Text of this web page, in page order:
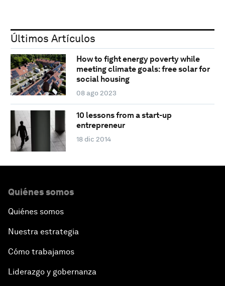
Últimos Artículos
How to fight energy poverty while
meeting climate goals: free solar for
social housing
08 ago 2023
10 lessons from a start-up
entrepreneur
18 dic 2014
Quiénes somos
Quiénes somos
Nuestra estrategia
Cómo trabajamos
Liderazgo y gobernanza